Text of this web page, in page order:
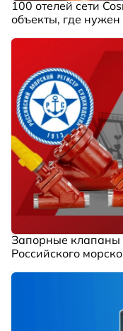
100 отелей сети
объекты, где нужен
Запорные клапаны
Российского